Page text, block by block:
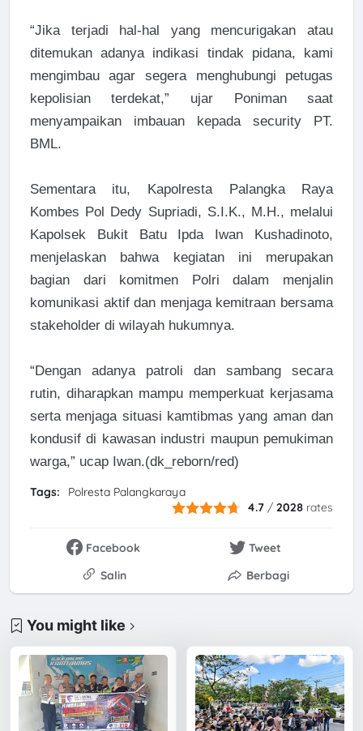
“Jika terjadi hal-hal yang mencurigakan atau
ditemukan adanya indikasi tindak pidana, kami
mengimbau agar segera menghubungi petugas
kepolisian terdekat,” ujar Poniman saat
menyampaikan imbauan kepada security PT.
BML.
Sementara itu, Kapolresta Palangka Raya
Kombes Pol Dedy Supriadi, S.I.K., M.H., melalui
Kapolsek Bukit Batu Ipda Iwan Kushadinoto,
menjelaskan bahwa kegiatan ini merupakan
bagian dari komitmen Polri dalam menjalin
komunikasi aktif dan menjaga kemitraan bersama
stakeholder di wilayah hukumnya.
“Dengan adanya patroli dan sambang secara
rutin, diharapkan mampu memperkuat kerjasama
serta menjaga situasi kamtibmas yang aman dan
kondusif di kawasan industri maupun pemukiman
warga,” ucap Iwan.(dk_reborn/red)
Tags:
Polresta Palangkaraya
4.7 /2028 rates
Facebook
Tweet
Salin
Berbagi
You might like